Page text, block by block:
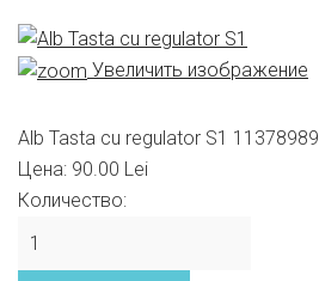
Увеличить изображение
Alb Tasta cu regulator S1 11378989
Цена: 90.00 Lei
Количество: